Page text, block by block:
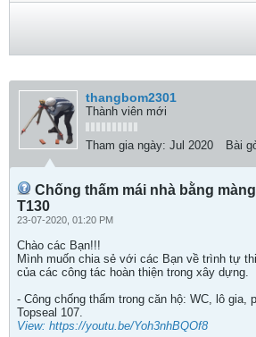
thangbom2301
Thành viên mới
Tham gia ngày: Jul 2020 Bài
Chống thấm mái nhà bằng
T130
23-07-2020, 01:20 PM
Chào các Bạn!!!
Mình muốn chia sẻ với các Bạn về trình tự
của các công tác hoàn thiện trong xây dựng.
- Công chống thấm trong căn hộ: WC, lô gia,
Topseal 107.
View: https://youtu.be/Yoh3nhBQOf8